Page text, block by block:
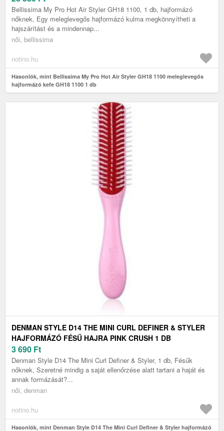
Bellissima My Pro Hot Air Styler GH18 1100, 1 db, hajformázó
nőknek, Egy meleglevegős hajformázó kulma megkönnyítheti a
hajszárítást és a mindennap...
női, bellissima
notino.hu
Hasonlók, mint Bellissima My Pro Hot Air Styler GH18 1100 meleglevegős
hajformázó kefe GH18 1100 1 db
DENMAN STYLE D14 THE MINI CURL DEFINER & STYLER
HAJFORMÁZÓ FÉSŰ HAJRA PINK CRUSH 1 DB
3 690 Ft
Denman Style D14 The Mini Curl Definer & Styler, 1 db, Fésűk
nőknek, Szeretné mindig a saját ellenőrzése alatt tartani a haját és
annak formázását?...
női, denman
notino.hu
Hasonlók, mint Denman Style D14 The Mini Curl Definer & Styler hajformázó